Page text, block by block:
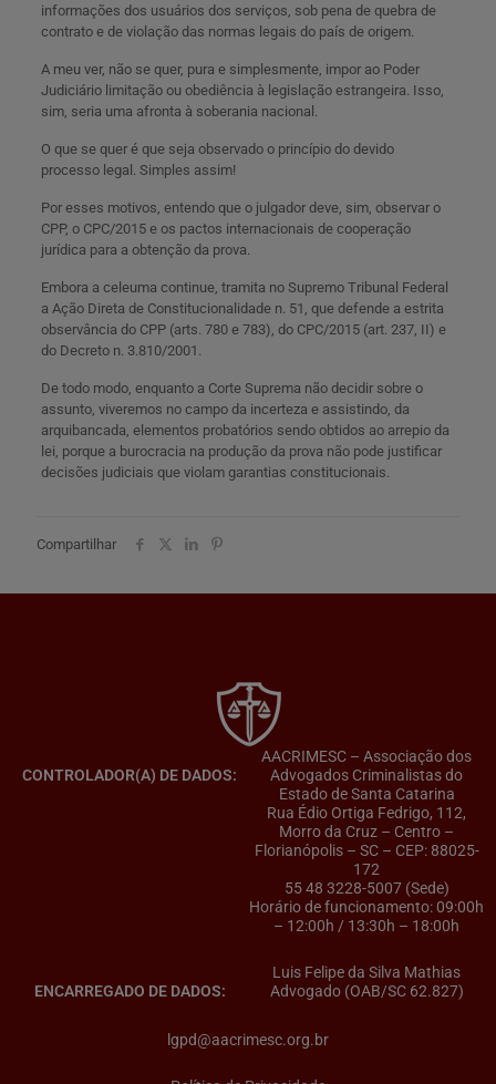
informações dos usuários dos serviços, sob pena de quebra de
contrato e de violação das normas legais do país de origem.
A meu ver, não se quer, pura e simplesmente, impor ao Poder
Judiciário limitação ou obediência à legislação estrangeira. Isso,
sim, seria uma afronta à soberania nacional.
O que se quer é que seja observado o princípio do devido
processo legal. Simples assim!
Por esses motivos, entendo que o julgador deve, sim, observar o
CPP, o CPC/2015 e os pactos internacionais de cooperação
jurídica para a obtenção da prova.
Embora a celeuma continue, tramita no Supremo Tribunal Federal
a Ação Direta de Constitucionalidade n. 51, que defende a estrita
observância do CPP (arts. 780 e 783), do CPC/2015 (art. 237, II) e
do Decreto n. 3.810/2001.
De todo modo, enquanto a Corte Suprema não decidir sobre o
assunto, viveremos no campo da incerteza e assistindo, da
arquibancada, elementos probatórios sendo obtidos ao arrepio da
lei, porque a burocracia na produção da prova não pode justificar
decisões judiciais que violam garantias constitucionais.
Compartilhar
CONTROLADOR(A) DE DADOS:
AACRIMESC – Associação dos
Advogados Criminalistas do
Estado de Santa Catarina
Rua Édio Ortiga Fedrigo, 112,
Morro da Cruz – Centro –
Florianópolis – SC – CEP: 88025-
172
55 48 3228-5007 (Sede)
Horário de funcionamento: 09:00h
– 12:00h / 13:30h – 18:00h
ENCARREGADO DE DADOS:
Luis Felipe da Silva Mathias
Advogado (OAB/SC 62.827)
lgpd@aacrimesc.org.br